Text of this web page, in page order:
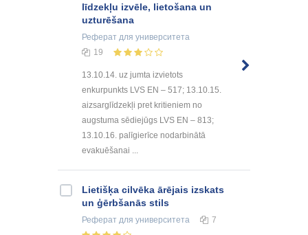
līdzekļu izvēle, lietošana un
uzturēšana
Реферат для университета
19
13.10.14. uz jumta izvietots
enkurpunkts LVS EN – 517; 13.10.15.
aizsarglīdzekļi pret kritieniem no
augstuma sēdiejūgs LVS EN – 813;
13.10.16. palīgierīce nodarbinātā
evakuēšanai ...
Lietišķa cilvēka ārējais izskats
un ģērbšanās stils
Реферат для университета 7